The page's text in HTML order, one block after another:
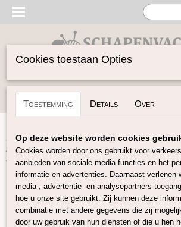
Inloggen Registreren
Home>Vilten>Kunststof vezels>
Angelina Neon-Roze
Cookies toestaan Opties
Toestemming Details Over
Op deze website worden cookies
Cookies worden door ons gebruikt voor
aanbieden van sociale media-functies en het
informatie en advertenties. Daarnaast verlenen
media-, advertentie- en analysepartners
hoe u onze site gebruikt. Zij kunnen deze
combinatie met andere gegevens die zij
door uw gebruik van hun diensten of die u hen